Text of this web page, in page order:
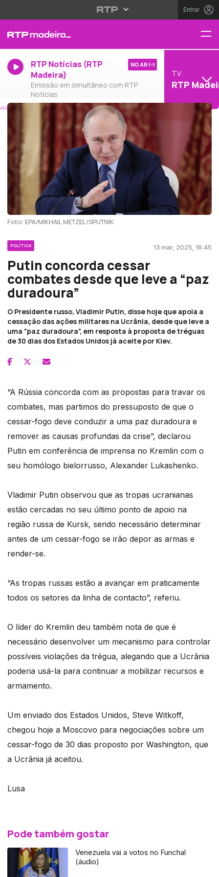
Entrar
RTP Notícias (RTP
Madeira)
Emissão em simultâneo com RTP
Notícias
NO AR
TV
RTP
Foto: EPA/MIKHAIL METZEL/SPUTNIK
POLÍTICA 13 mar, 2025, 16:45
Putin concorda cessar
combates desde que leve a “paz
duradoura”
O Presidente russo, Vladimir Putin, disse hoje que apoia a
cessação das ações militares na Ucrânia, desde que leve a
uma "paz duradoura", em resposta à proposta de tréguas
de 30 dias dos Estados Unidos já aceite por Kiev.
“A Rússia concorda com as propostas para travar os
combates, mas partimos do pressuposto de que o
cessar-fogo deve conduzir a uma paz duradoura e
remover as causas profundas da crise”, declarou
Putin em conferência de imprensa no Kremlin com o
seu homólogo bielorrusso, Alexander Lukashenko.
Vladimir Putin observou que as tropas ucranianas
estão cercadas no seu último ponto de apoio na
região russa de Kursk, sendo necessário determinar
antes de um cessar-fogo se irão depor as armas e
render-se.
“As tropas russas estão a avançar em praticamente
todos os setores da linha de contacto”, referiu.
O líder do Kremlin deu também nota de que é
necessário desenvolver um mecanismo para controlar
possíveis violações da trégua, alegando que a Ucrânia
poderia usá-la para continuar a mobilizar recursos e
armamento.
Um enviado dos Estados Unidos, Steve Witkoff,
chegou hoje a Moscovo para negociações sobre um
cessar-fogo de 30 dias proposto por Washington, que
a Ucrânia já aceitou.
Lusa
Pode também gostar
Venezuela vai a votos no Funchal
(áudio)